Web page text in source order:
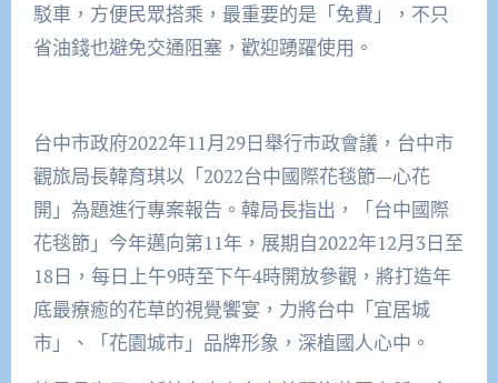
駁車，方便民眾搭乘，最重要的是「免費」，不只
省油錢也避免交通阻塞，歡迎踴躍使用。
台中市政府2022年11月29日舉行市政會議，台中市
觀旅局長韓育琪以「2022台中國際花毯節—心花
開」為題進行專案報告。韓局長指出，「台中國際
花毯節」今年邁向第11年，展期自2022年12月3日至
18日，每日上午9時至下午4時開放參觀，將打造年
底最療癒的花草的視覺饗宴，力將台中「宜居城
市」、「花園城市」品牌形象，深植國人心中。